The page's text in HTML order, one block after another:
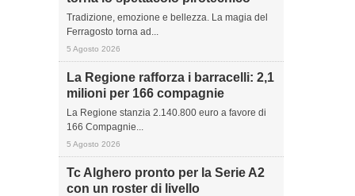
Tradizione, emozione e bellezza. La magia del
Ferragosto torna ad...
5 Agosto 2026
La Regione rafforza i barracelli: 2,1
milioni per 166 compagnie
La Regione stanzia 2.140.800 euro a favore di
166 Compagnie...
5 Agosto 2026
Tc Alghero pronto per la Serie A2
con un roster di livello